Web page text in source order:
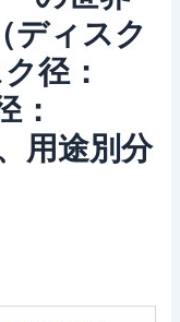
ディスク
径：
：
用途別分